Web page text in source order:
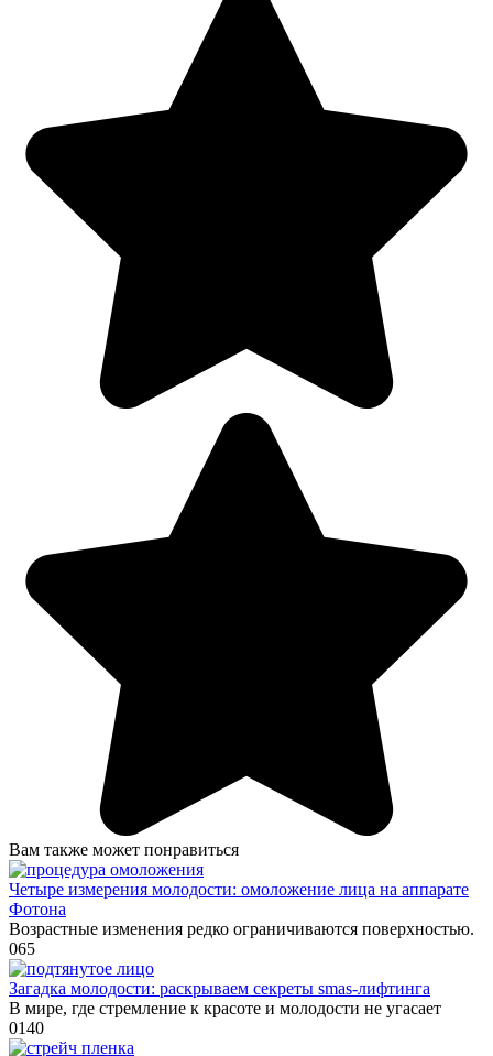
Вам также может понравиться
Четыре измерения молодости: омоложение лица на аппарате
Фотона
Возрастные изменения редко ограничиваются поверхностью.
065
Загадка молодости: раскрываем секреты smas-лифтинга
В мире, где стремление к красоте и молодости не угасает
0140